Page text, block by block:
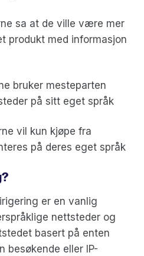
sa at de ville være mer
produkt med informasjon
bruker mesteparten
på sitt eget språk
vil kun kjøpe fra
på deres eget språk
?
er en vanlig
nettsteder og
basert på enten
besøkende eller IP-